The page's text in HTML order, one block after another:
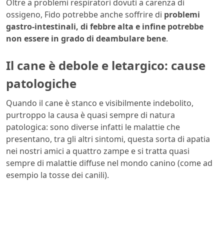
Oltre a problemi respiratori dovuti a carenza di
ossigeno, Fido potrebbe anche soffrire di problemi
gastro-intestinali, di febbre alta e infine potrebbe
non essere in grado di deambulare bene.
Il cane è debole e letargico: cause
patologiche
Quando il cane è stanco e visibilmente indebolito,
purtroppo la causa è quasi sempre di natura
patologica: sono diverse infatti le malattie che
presentano, tra gli altri sintomi, questa sorta di apatia
nei nostri amici a quattro zampe e si tratta quasi
sempre di malattie diffuse nel mondo canino (come ad
esempio la tosse dei canili).